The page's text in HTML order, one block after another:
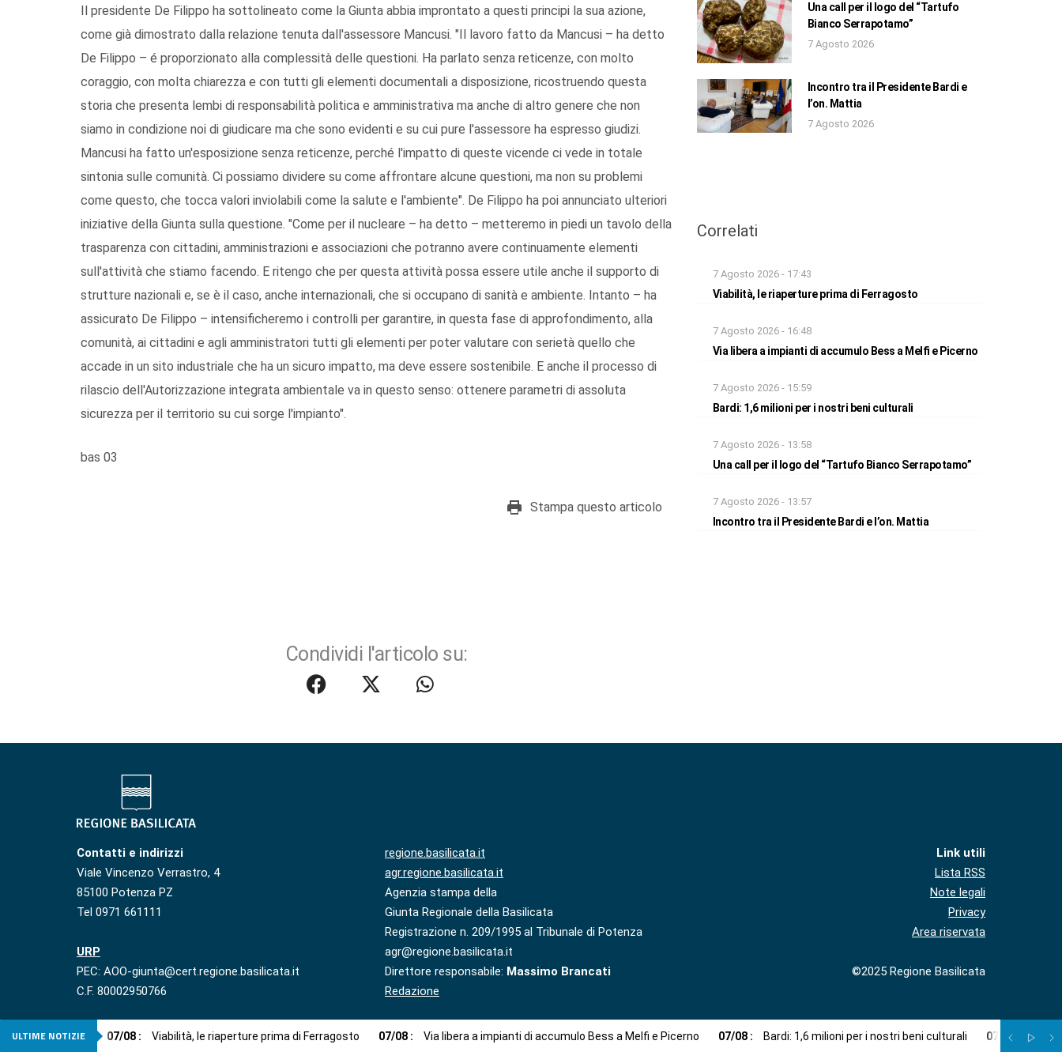
Il presidente De Filippo ha sottolineato come la Giunta abbia improntato a questi principi la sua azione,
come già dimostrato dalla relazione tenuta dall'assessore Mancusi. "Il lavoro fatto da Mancusi – ha detto
De Filippo – é proporzionato alla complessità delle questioni. Ha parlato senza reticenze, con molto
coraggio, con molta chiarezza e con tutti gli elementi documentali a disposizione, ricostruendo questa
storia che presenta lembi di responsabilità politica e amministrativa ma anche di altro genere che non
siamo in condizione noi di giudicare ma che sono evidenti e su cui pure l'assessore ha espresso giudizi.
Mancusi ha fatto un'esposizione senza reticenze, perché l'impatto di queste vicende ci vede in totale
sintonia sulle comunità. Ci possiamo dividere su come affrontare alcune questioni, ma non su problemi
come questo, che tocca valori inviolabili come la salute e l'ambiente". De Filippo ha poi annunciato ulteriori
iniziative della Giunta sulla questione. "Come per il nucleare – ha detto – metteremo in piedi un tavolo della
trasparenza con cittadini, amministrazioni e associazioni che potranno avere continuamente elementi
sull'attività che stiamo facendo. E ritengo che per questa attività possa essere utile anche il supporto di
strutture nazionali e, se è il caso, anche internazionali, che si occupano di sanità e ambiente. Intanto – ha
assicurato De Filippo – intensificheremo i controlli per garantire, in questa fase di approfondimento, alla
comunità, ai cittadini e agli amministratori tutti gli elementi per poter valutare con serietà quello che
accade in un sito industriale che ha un sicuro impatto, ma deve essere sostenibile. E anche il processo di
rilascio dell'Autorizzazione integrata ambientale va in questo senso: ottenere parametri di assoluta
sicurezza per il territorio su cui sorge l'impianto".
bas 03
Stampa questo articolo
Condividi l'articolo su:
Una call per il logo del “Tartufo
Bianco Serrapotamo”
7 Agosto 2026
Incontro tra il Presidente Bardi e
l’on. Mattia
7 Agosto 2026
Correlati
7 Agosto 2026 - 17:43
Viabilità, le riaperture prima di Ferragosto
7 Agosto 2026 - 16:48
Via libera a impianti di accumulo Bess a Melfi e Picerno
7 Agosto 2026 - 15:59
Bardi: 1,6 milioni per i nostri beni culturali
7 Agosto 2026 - 13:58
Una call per il logo del “Tartufo Bianco Serrapotamo”
7 Agosto 2026 - 13:57
Incontro tra il Presidente Bardi e l’on. Mattia
Contatti e indirizzi
Viale Vincenzo Verrastro, 4
85100 Potenza PZ
Tel 0971 661111
URP
PEC: AOO-giunta@cert.regione.basilicata.it
C.F. 80002950766
regione.basilicata.it
agr.regione.basilicata.it
Agenzia stampa della
Giunta Regionale della Basilicata
Registrazione n. 209/1995 al Tribunale di Potenza
agr@regione.basilicata.it
Direttore responsabile: Massimo Brancati
Redazione
Link utili
Lista RSS
Note legali
Privacy
Area riservata
©2025 Regione Basilicata
ULTIME NOTIZIE 07/08 : Viabilità, le riaperture prima di Ferragosto 07/08 : Via libera a impianti di accumulo Bess a Melfi e Picerno 07/08 : Bardi: 1,6 milioni per i nostri beni culturali 07 08 Una